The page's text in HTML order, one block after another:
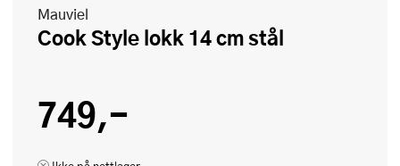
Mauviel
Cook Style lokk 14 cm stål
749,-